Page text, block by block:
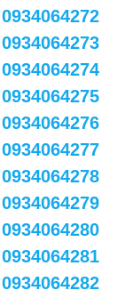
0934064272
0934064273
0934064274
0934064275
0934064276
0934064277
0934064278
0934064279
0934064280
0934064281
0934064282